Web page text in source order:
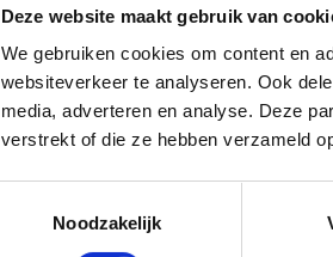
Deze website maakt gebruik van
We gebruiken cookies om content en
websiteverkeer te analyseren. Ook
media, adverteren en analyse. Deze
verstrekt of die ze hebben verzameld
Noodzakelijk